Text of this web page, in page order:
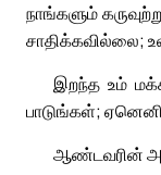
நாங்களும்
சாதிக்கவில்லை;
இறந்த உம்
பாடுங்கள்;
ஆண்டவரின்